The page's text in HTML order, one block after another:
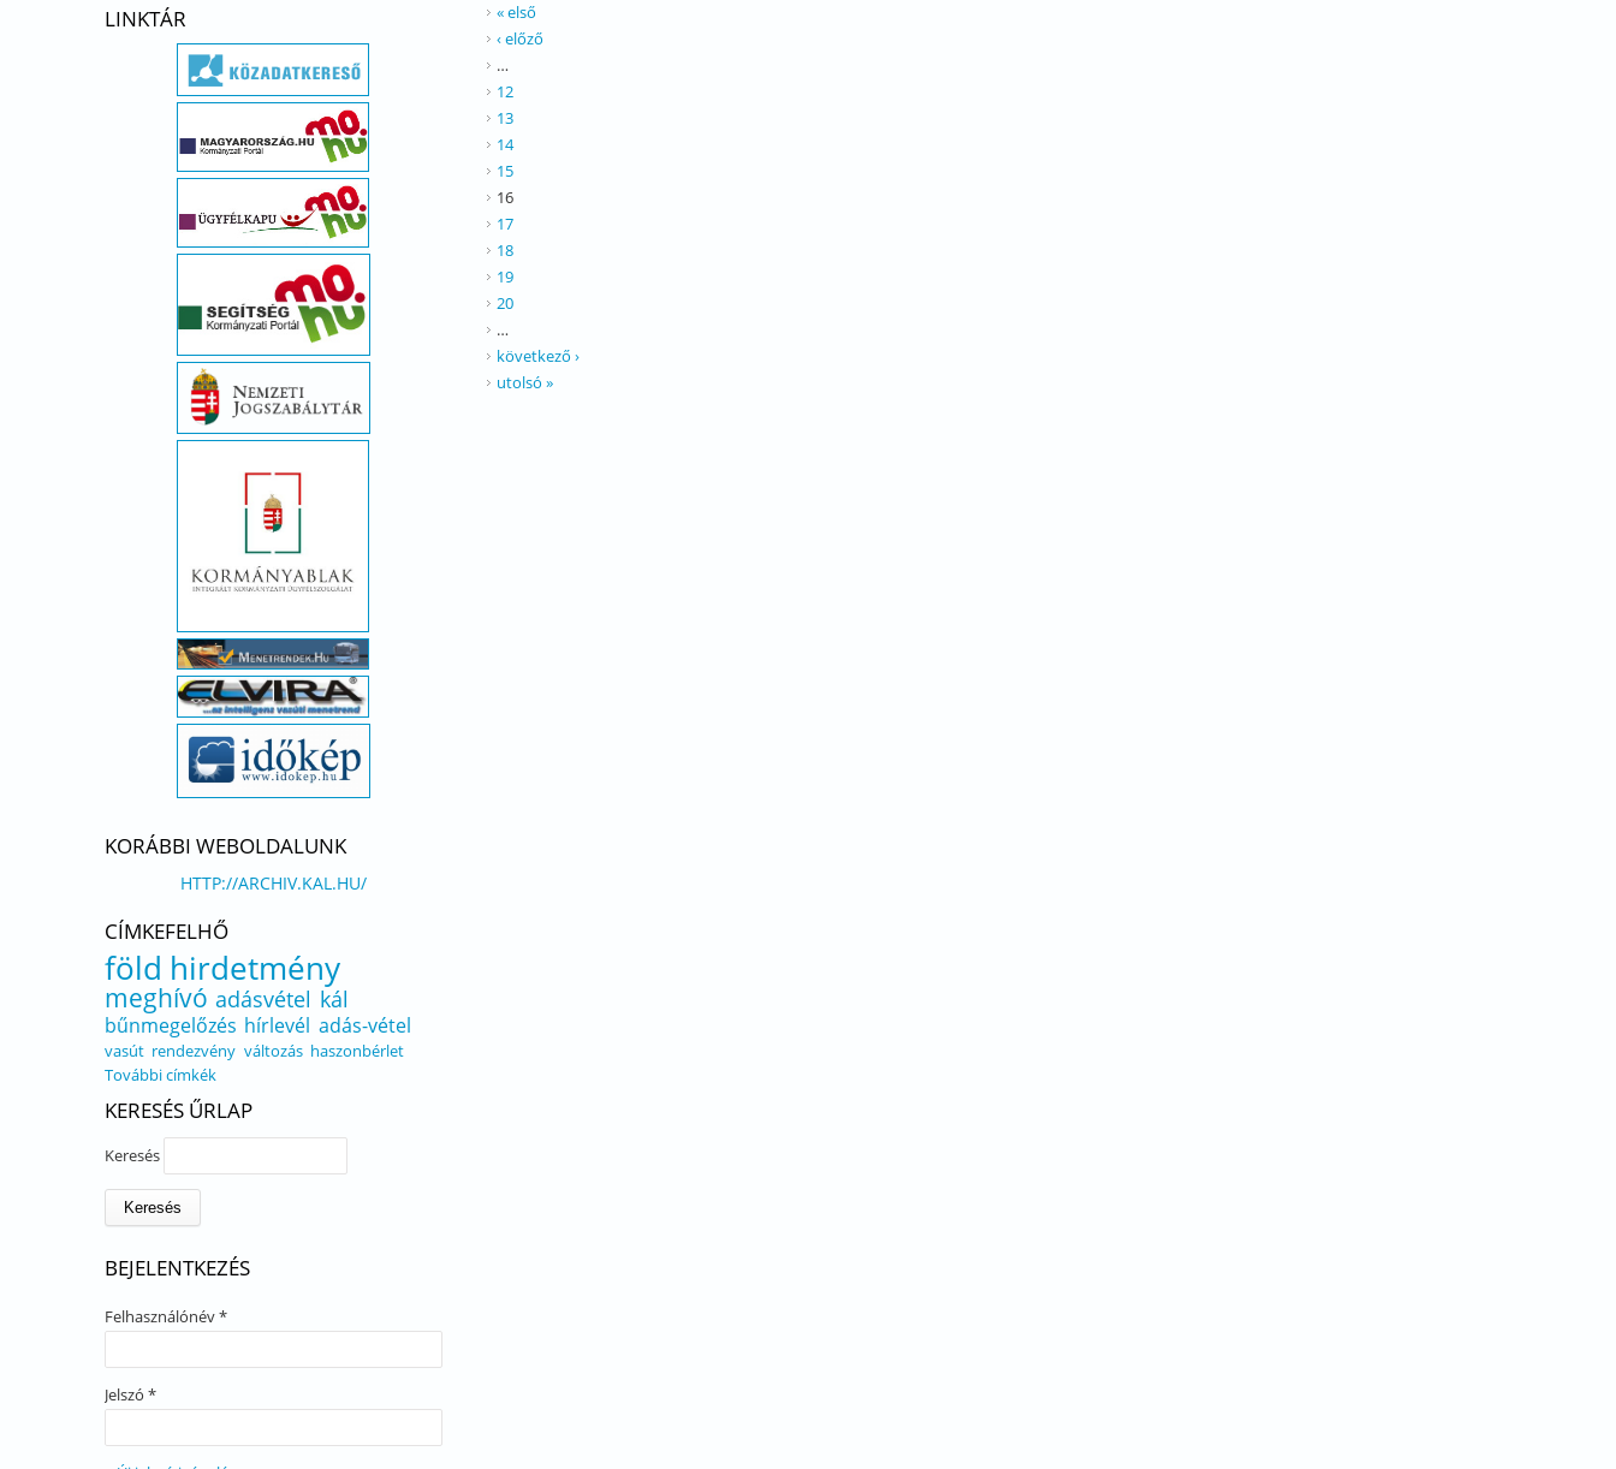
« első
‹ előző
…
12
13
14
15
16
17
18
19
20
…
következő ›
utolsó »
LINKTÁR
KORÁBBI WEBOLDALUNK
HTTP://ARCHIV.KAL.HU/
CÍMKEFELHŐ
föld hirdetmény
meghívó adásvétel kál
bűnmegelőzés hírlevél adás-vétel
vasút rendezvény változás haszonbérlet
További címkék
KERESÉS ŰRLAP
Keresés
BEJELENTKEZÉS
Felhasználónév*
Jelszó *